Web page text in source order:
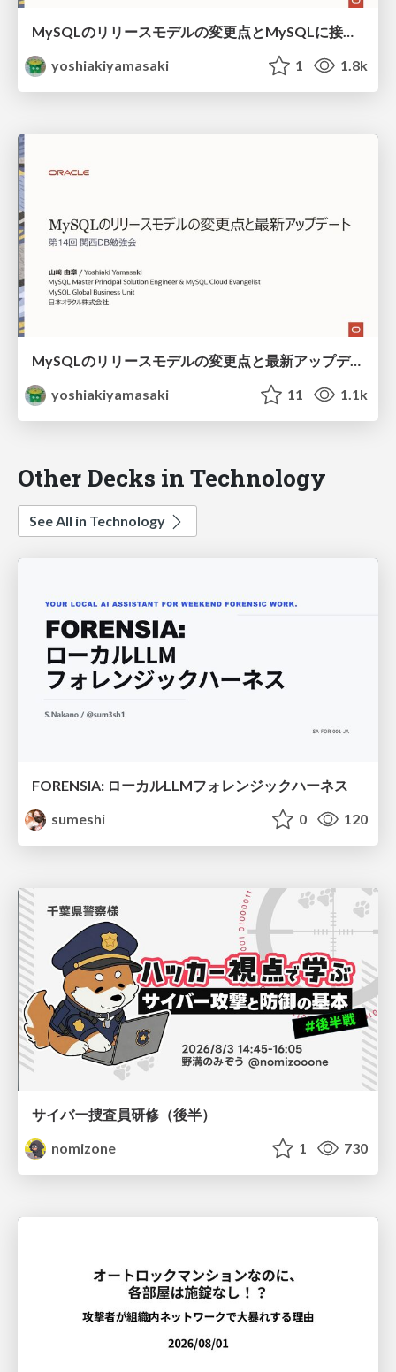
MySQLのリリースモデルの変更点とMySQLに接続するためのJDBCドライバの選び方 + α / MySQL LTS & JDBC Driver
yoshiakiyamasaki
1 1.8k
MySQLのリリースモデルの変更点と最新アップデート / MySQLNewReleaseModel
yoshiakiyamasaki
11 1.1k
Other Decks in Technology
See All in Technology
FORENSIA: ローカルLLMフォレンジックハーネス
sumeshi
0 120
サイバー捜査員研修（後半）
nomizone
1 730